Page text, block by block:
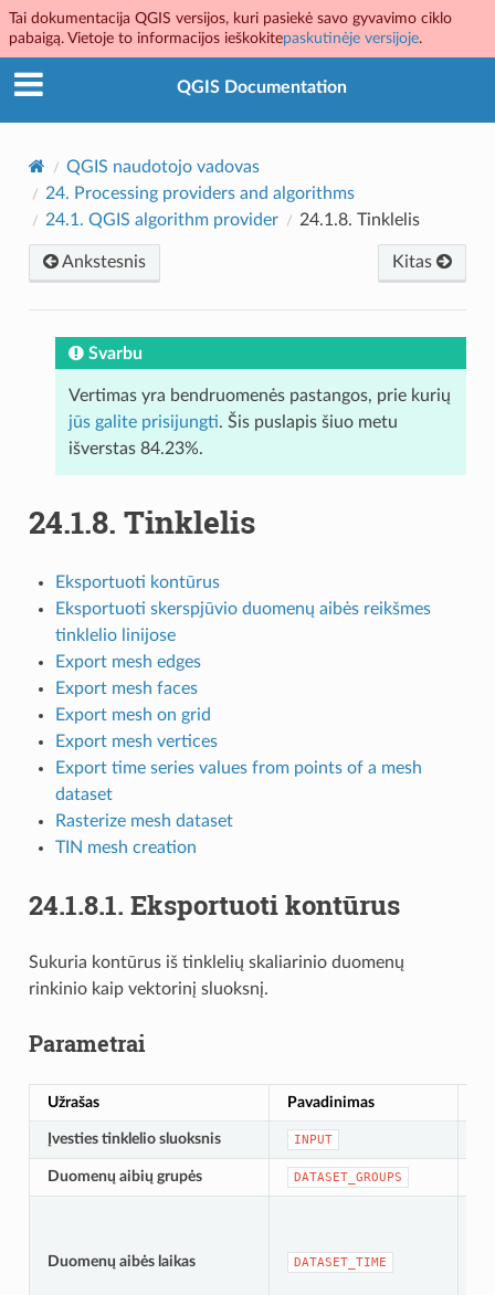
Tai dokumentacija QGIS versijos, kuri pasiekė savo gyvavimo ciklo
pabaigą. Vietoje to informacijos ieškokitepaskutinėje versijoje.
QGIS Documentation
QGIS naudotojo vadovas
24. Processing providers and algorithms
24.1. QGIS algorithm provider 24.1.8. Tinklelis
Ankstesnis Kitas
Svarbu
Vertimas yra bendruomenės pastangos, prie kurių
jūs galite prisijungti. Šis puslapis šiuo metu
išverstas 84.23%.
24.1.8. Tinklelis
Eksportuoti kontūrus
Eksportuoti skerspjūvio duomenų aibės reikšmes
tinklelio linijose
Export mesh edges
Export mesh faces
Export mesh on grid
Export mesh vertices
Export time series values from points of a mesh
dataset
Rasterize mesh dataset
TIN mesh creation
24.1.8.1. Eksportuoti kontūrus
Sukuria kontūrus iš tinklelių skaliarinio duomenų
rinkinio kaip vektorinį sluoksnį.
Parametrai
Užrašas Pavadinimas
Įvesties tinklelio sluoksnis INPUT
Duomenų aibių grupės DATASET_GROUPS
Duomenų aibės laikas DATASET_TIME